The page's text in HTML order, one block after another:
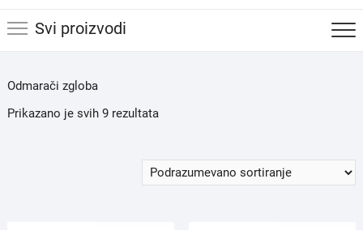
Svi proizvodi
Odmarači zgloba
Prikazano je svih 9 rezultata